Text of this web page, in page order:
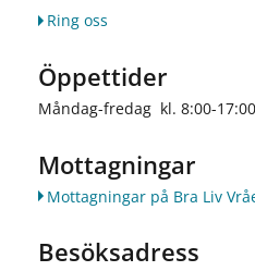
Ring oss
Öppettider
Måndag-fredag kl. 8:00-17:00
Mottagningar
Mottagningar på Bra Liv
Besöksadress